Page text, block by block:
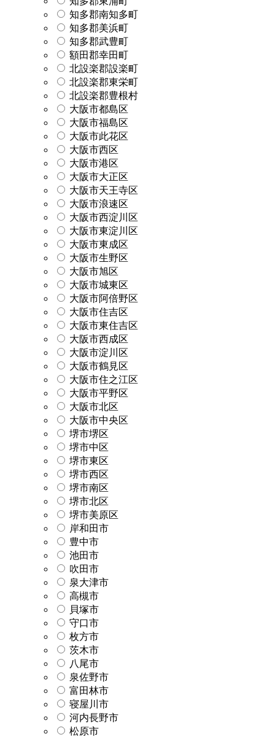
知多郡南知多町
知多郡美浜町
知多郡武豊町
額田郡幸田町
北設楽郡設楽町
北設楽郡東栄町
北設楽郡豊根村
大阪市都島区
大阪市福島区
大阪市此花区
大阪市西区
大阪市港区
大阪市大正区
大阪市天王寺区
大阪市浪速区
大阪市西淀川区
大阪市東淀川区
大阪市東成区
大阪市生野区
大阪市旭区
大阪市城東区
大阪市阿倍野区
大阪市住吉区
大阪市東住吉区
大阪市西成区
大阪市淀川区
大阪市鶴見区
大阪市住之江区
大阪市平野区
大阪市北区
大阪市中央区
堺市堺区
堺市中区
堺市東区
堺市西区
堺市南区
堺市北区
堺市美原区
岸和田市
豊中市
池田市
吹田市
泉大津市
高槻市
貝塚市
守口市
枚方市
茨木市
八尾市
泉佐野市
富田林市
寝屋川市
河内長野市
松原市